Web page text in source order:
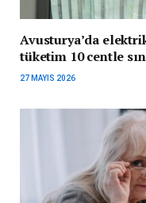
Avusturya’da
tüketim 10 centle
27 MAYIS 2026